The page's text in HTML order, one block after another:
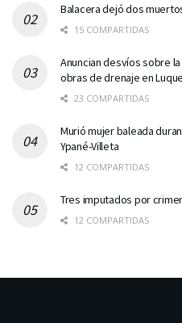
Balacera dejó dos
15 COMPARTIDAS
Anuncian desvíos sobre
obras de drenaje en Luque
23 COMPARTIDAS
Murió mujer baleada
Ypané-Villeta
12 COMPARTIDAS
Tres imputados por
12 COMPARTIDAS